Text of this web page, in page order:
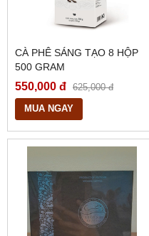
CÀ PHÊ SÁNG TẠO 8 HỘP
500 GRAM
550,000 đ 625,000 đ
MUA NGAY